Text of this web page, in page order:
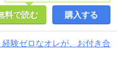
料で読む 購入する
験ゼロなオレが、お付き合